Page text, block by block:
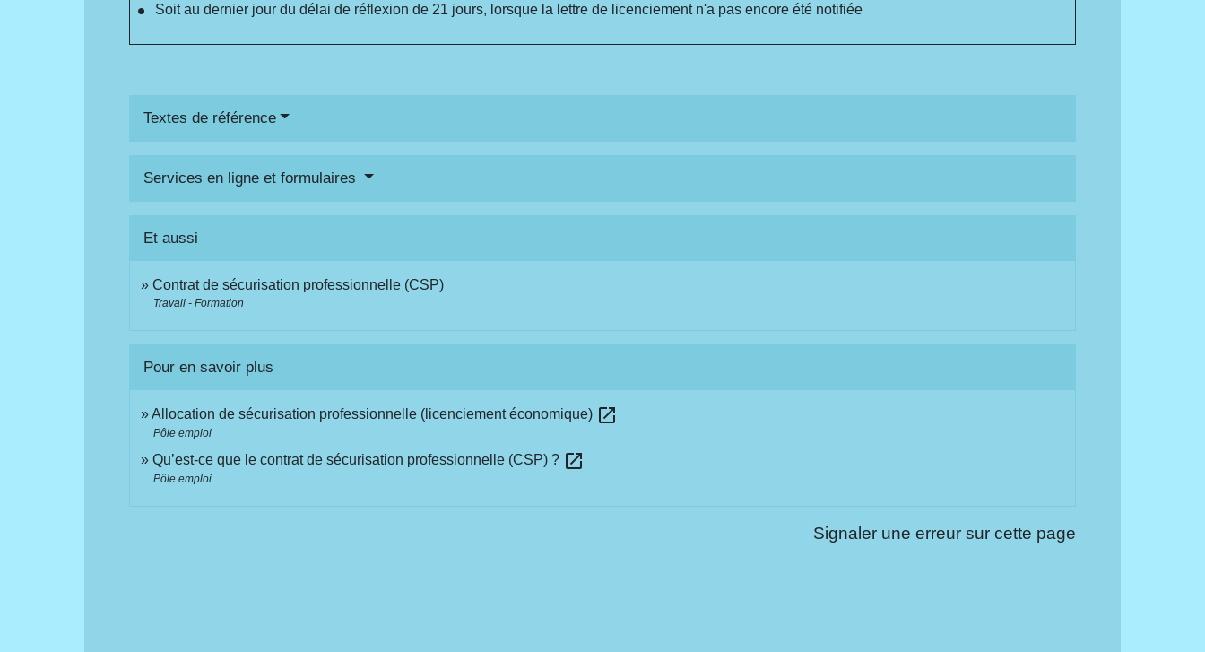
Soit au dernier jour du délai de réflexion de 21 jours, lorsque la lettre de licenciement n'a pas encore été notifiée
Textes de référence
Services en ligne et formulaires
Et aussi
Contrat de sécurisation professionnelle (CSP)
Travail - Formation
Pour en savoir plus
Allocation de sécurisation professionnelle (licenciement économique) open_in_new
Pôle emploi
Qu’est-ce que le contrat de sécurisation professionnelle (CSP) ? open_in_new
Pôle emploi
Signaler une erreur sur cette page